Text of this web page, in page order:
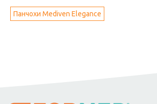
Панчохи Mediven Elegance